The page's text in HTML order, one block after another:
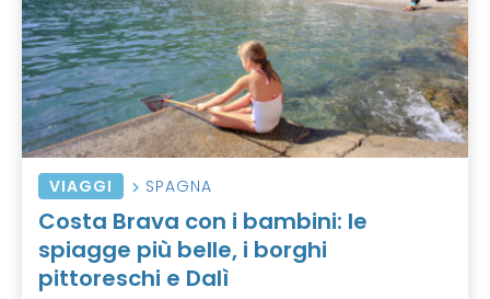
VIAGGI SPAGNA
Costa Brava con i bambini: le
spiagge più belle, i borghi
pittoreschi e Dalì